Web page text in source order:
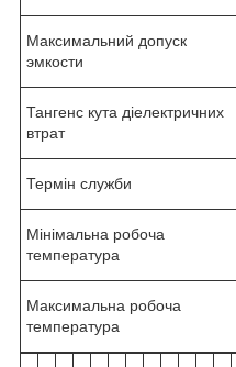
Максимальний допуск
эмкости
Тангенс кута діелектричних
втрат
Термін служби
Мінімальна робоча
температура
Максимальна робоча
температура